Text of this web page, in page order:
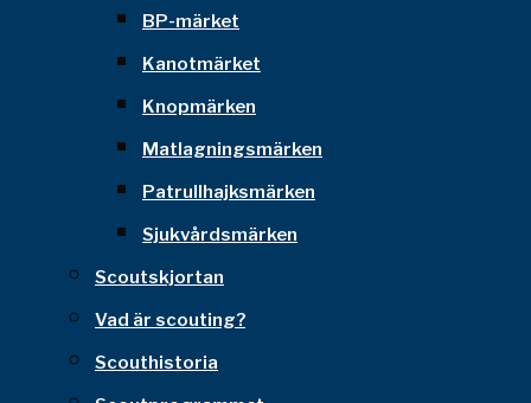
BP-märket
Kanotmärket
Knopmärken
Matlagningsmärken
Patrullhajksmärken
Sjukvårdsmärken
Scoutskjortan
Vad är scouting?
Scouthistoria